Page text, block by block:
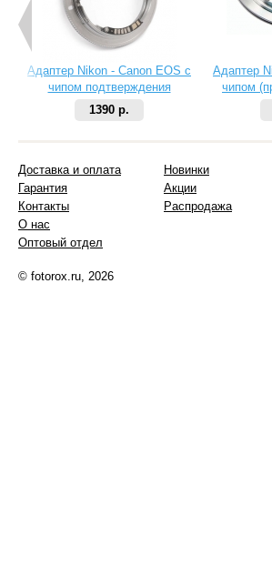
Адаптер Nikon - Canon EOS с
чипом подтверждения
фокусировки (одуванчик)
1390 р.
Адаптер
чипом
Доставка и оплата
Гарантия
Контакты
О нас
Оптовый отдел
Новинки
Акции
Распродажа
© fotorox.ru, 2026